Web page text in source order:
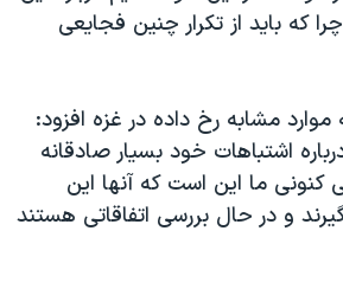
رهبری ایران
نوبل صلح
آمریکا «سی‌پک»
که باید از تکرار چنین فجایعی
موارد مشابه رخ داده در غزه افزود:
اشتباهات خود بسیار صادقانه
کنونی ما این است که آنها این
و در حال بررسی اتفاقاتی هستند